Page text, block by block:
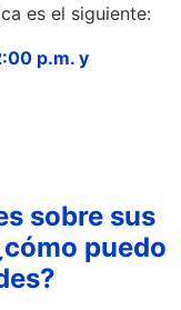
es el siguiente:
p.m. y
sobre sus
puedo